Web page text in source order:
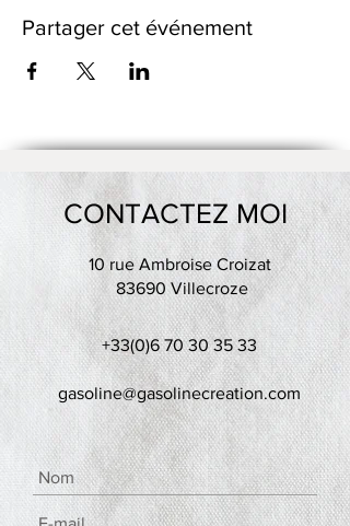
Partager cet événement
CONTACTEZ MOI
10 rue Ambroise Croizat
83690 Villecroze
+33(0)6 70 30 35 33
gasoline@gasolinecreation.com